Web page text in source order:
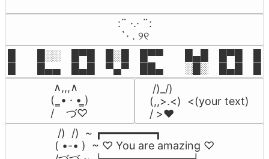
⠀:¨ ·.· ¨:⠀
⠀ `· . ୨୧⠀
█  █░░ █▀█ █░█ █▀▀  █▄█ █▀█
█  █▄▄ █▄█ ▀▄▀ ██▄  ░█░ █▄█
∧,,,∧
(  ̳• · • ̳)
/    づ♡
/)_/)
(,,>.<)  <(your text)
/ >❤️
/)  /)  ~ ┏━━━━━━━━┓
( •-• )  ~ ♡ You are amazing ♡